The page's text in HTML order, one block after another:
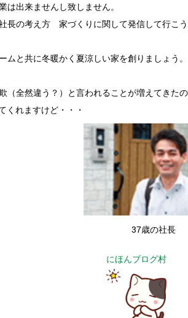
出来ませんし致しません。
長の考え方 家づくりに関して発信して行こう
と共に冬暖かく夏涼しい家を創りましょう。
全然違う？）と言われることが増えてきたの
くれますけど・・・
37歳の社長
にほんブログ村